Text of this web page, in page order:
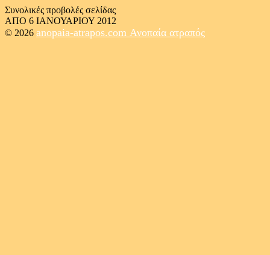
Συνολικές προβολές σελίδας
ΑΠΟ 6 ΙΑΝΟΥΑΡΙΟΥ 2012
© 2026 anopaia-atrapos.com Ανοπαία ατραπός